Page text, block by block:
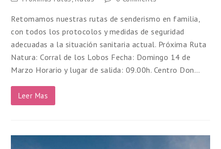
Retomamos nuestras rutas de senderismo en familia,
con todos los protocolos y medidas de seguridad
adecuadas a la situación sanitaria actual. Próxima Ruta
Natura: Corral de los Lobos Fecha: Domingo 14 de
Marzo Horario y lugar de salida: 09.00h. Centro Don…
Leer Mas